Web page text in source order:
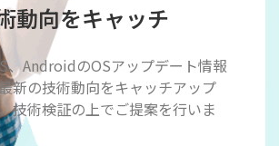
動向をキャッチ
、AndroidのOSアップデート情報
新の技術動向をキャッチアップ
技術検証の上でご提案を行いま